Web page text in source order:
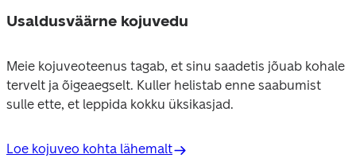
Usaldusväärne kojuvedu
Meie kojuveoteenus tagab, et sinu saadetis jõuab kohale
tervelt ja õigeaegselt. Kuller helistab enne saabumist
sulle ette, et leppida kokku üksikasjad.
Loe kojuveo kohta lähemalt